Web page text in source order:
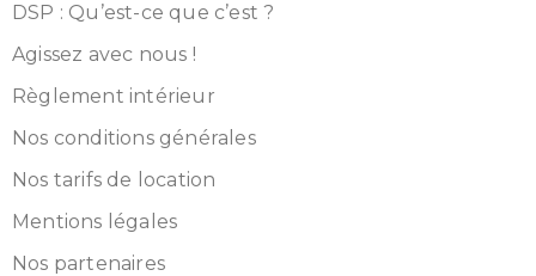
DSP : Qu’est-ce que c’est ?
Agissez avec nous !
Règlement intérieur
Nos conditions générales
Nos tarifs de location
Mentions légales
Nos partenaires